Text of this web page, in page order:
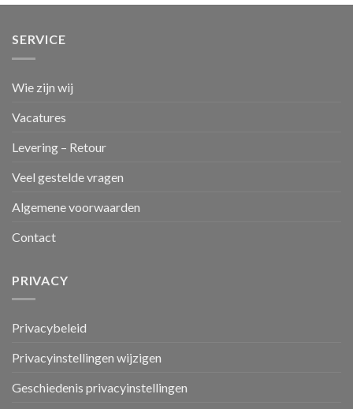
SERVICE
Wie zijn wij
Vacatures
Levering – Retour
Veel gestelde vragen
Algemene voorwaarden
Contact
PRIVACY
Privacybeleid
Privacyinstellingen wijzigen
Geschiedenis privacyinstellingen